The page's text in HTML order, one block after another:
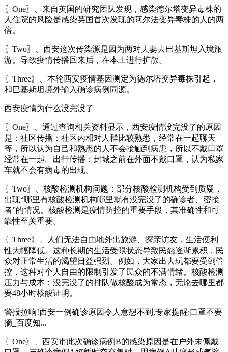
〖One〗、来自英国的研究团队发现，感染德尔塔变异毒株的
人住院的风险是感染英国首次发现的阿尔法变异毒株的人的两
倍。
〖Two〗、西安这次传染源是因为两对夫妻去巴基斯坦入境旅
游。导致疫情传播回来后，在本土进行扩散。
〖Three〗、本轮西安疫情基因测定为德尔塔变异毒株引起，
和巴基斯坦境外输入确诊病例同源。
西安疫情为什么没完没了
〖One〗、通过查询相关资料显示，西安疫情没完没了的原因
是：社区传播：社区内相对人群比较熟悉，经常在一起聊天
等，所以认为自己和熟悉的人不会接触到病患，所以不戴口罩
经常在一起。出行传播：封城之前在外面不戴口罩，认为私家
车就不会有病毒的出现。
〖Two〗、核酸检测机构问题：部分核酸检测机构受到质疑，
出现“哪里有核酸检测机构哪里就有没完没了的确诊者、密接
者”的情况。核酸检测是疫情防控的重要手段，其准确性和可
靠性至关重要。
〖Three〗、人们无法自由地外出旅游、探亲访友，生活便利
性大幅降低。这种长期的生活受限状态导致民怨逐渐累积，民
众对正常生活的渴望日益强烈。例如，大家出去玩都要受到管
控，这种对个人自由的限制引发了民众的不满情绪。核酸检测
压力与成本：没完没了的排队做核酸成为常态，无论去哪里都
要48小时核酸证明。
警报拉响!西安一例确诊原因令人意想不到,专家提醒:口罩不要
摘_百度知...
〖One〗、西安市此次确诊病例B的感染原因是在户外未佩戴